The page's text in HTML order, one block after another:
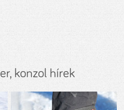
konzol hírek